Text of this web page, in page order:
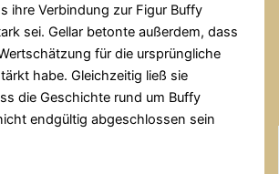
ihre Verbindung zur Figur Buffy
sei. Gellar betonte außerdem, dass
für die ursprüngliche
habe. Gleichzeitig ließ sie
die Geschichte rund um Buffy
endgültig abgeschlossen sein